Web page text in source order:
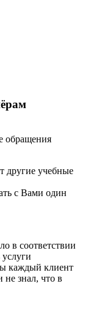
обращения
другие учебные
с Вами один
в соответствии
каждый клиент
не знал, что в